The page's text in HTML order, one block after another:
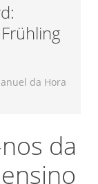
da Hora
da